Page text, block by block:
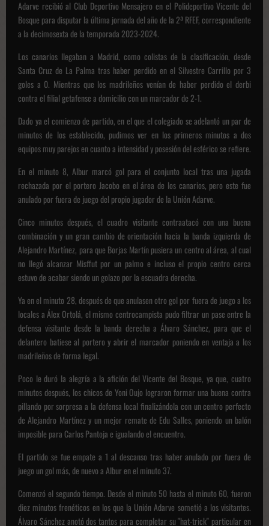
Adarve recibió al Club Deportivo Mensajero en el Polideportivo Vicente del
Bosque para disputar la última jornada del año de la 2ª RFEF, correspondiente
a la decimosexta de la temporada 2023-2024.
Los canarios llegaban a Madrid, como colistas de la clasificación, desde
Santa Cruz de La Palma tras haber perdido en el Silvestre Carrillo por 3
goles a 0. Mientras que los madrileños venían de haber perdido el derbi
contra el filial getafense a domicilio con un marcador de 2-1.
Dado ya el comienzo de partido, en el que el colegiado se adelantó un par de
minutos de los establecido, pudimos ver en los primeros minutos a dos
equipos muy parejos en cuanto a intensidad y posesión del esférico se refiere.
En el minuto 8, Albur marcó gol para el conjunto local tras una jugada
rechazada por el portero Jacobo en el área de los canarios, pero este fue
anulado por fuera de juego del propio jugador de la Unión Adarve.
Cinco minutos después, el cuadro visitante contraatacó con una buena
combinación y un gran cambio de orientación hacia la banda izquierda de
Alejandro Martínez, para que Borjas Martín pusiera un centro al área, al cual
no llegó alcanzar Misffut por un palmo e incluso el propio centro cerca
estuvo de acabar siendo un golazo por la escuadra derecha.
Ya en el minuto 28, después de que anulasen otro gol por fuera de juego a los
locales a Álex Ortolá, el mismo centrocampista pudo filtrar un pase entre la
defensa visitante desde la banda derecha a Álvaro Sánchez, para que el
delantero batiese al portero y abrir el marcador poniendo en ventaja a los
madrileños de forma legal.
Poco le duró la alegría a la afición del Vicente del Bosque, ya que, cuatro
minutos después, los chicos de Yoni Oujo lograron formar una buena contra
pillando por sorpresa a la defensa local finalizándola con un centro perfecto
de Alejandro Martínez y un mejor remate de Edu Salles, poniendo un balón
imposible para Carlos Pantoja e igualando el encuentro.
El partido se fue empate a 1 al descanso tras haber anulado por fuera de
juego un gol más, de nuevo a Albur en el minuto 37.
Comenzó el segundo tiempo. Desde el minuto 50 hasta el minuto 60, fueron
diez minutos frenéticos en los que la Unión Adarve sometió a los visitantes.
Álvaro Sánchez anotó dos tantos para completar su "hat-trick" particular en